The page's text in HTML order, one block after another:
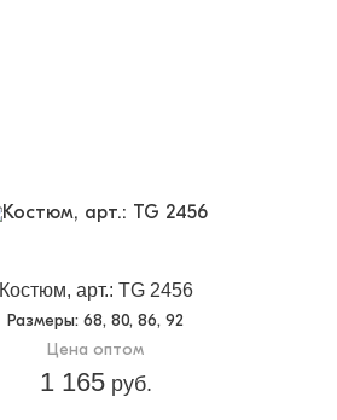
Костюм, арт.: TG 2456
Размеры: 68, 80, 86, 92
Цена оптом
1 165руб.